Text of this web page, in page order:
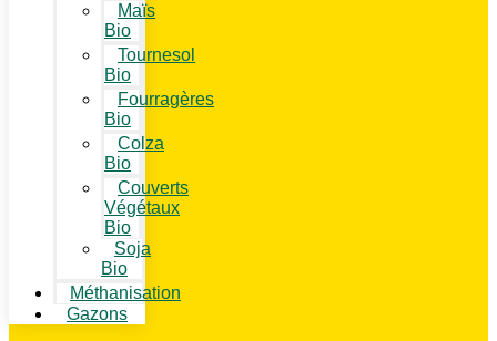
Maïs
Bio
Tournesol
Bio
Fourragères
Bio
Colza
Bio
Couverts
Végétaux
Bio
Soja
Bio
Méthanisation
Gazons